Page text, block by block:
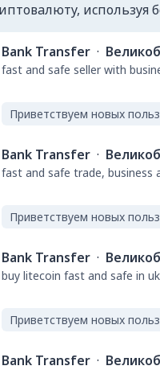
используя
Bank Transfer ·
fast and safe seller with
Приветствуем новых
Bank Transfer ·
fast and safe trade, business
Приветствуем новых
Bank Transfer ·
buy litecoin fast and safe in
Приветствуем новых
Bank Transfer ·